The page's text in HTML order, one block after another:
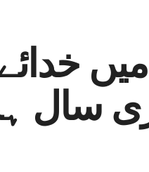
کے آغاز
سال